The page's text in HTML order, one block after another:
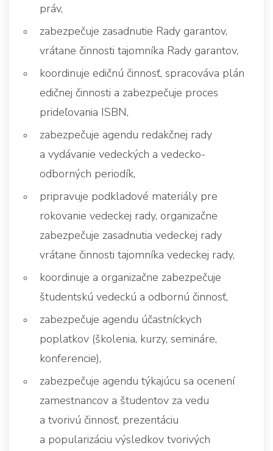
práv,
zabezpečuje zasadnutie Rady garantov,
vrátane činnosti tajomníka Rady garantov,
koordinuje edičnú činnosť, spracováva plán
edičnej činnosti a zabezpečuje proces
prideľovania ISBN,
zabezpečuje agendu redakčnej rady
a vydávanie vedeckých a vedecko-
odborných periodík,
pripravuje podkladové materiály pre
rokovanie vedeckej rady, organizačne
zabezpečuje zasadnutia vedeckej rady
vrátane činnosti tajomníka vedeckej rady,
koordinuje a organizačne zabezpečuje
študentskú vedeckú a odbornú činnosť,
zabezpečuje agendu účastníckych
poplatkov (školenia, kurzy, semináre,
konferencie),
zabezpečuje agendu týkajúcu sa ocenení
zamestnancov a študentov za vedu
a tvorivú činnosť, prezentáciu
a popularizáciu výsledkov tvorivých